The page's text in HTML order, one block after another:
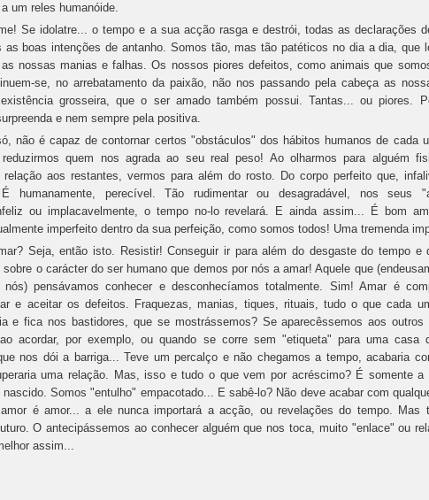
um reles humanóide.
Se idolatre... o tempo e a sua acção rasga e destrói, todas as declarações
as boas intenções de antanho. Somos tão, mas tão patéticos no dia a dia, que
nossas manias e falhas. Os nossos piores defeitos, como animais que
se, no arrebatamento da paixão, não nos passando pela cabeça as
grosseira, que o ser amado também possui. Tantas... ou piores.
e nem sempre pela positiva.
não é capaz de contornar certos "obstáculos" dos hábitos humanos de cada
quem nos agrada ao seu real peso! Ao olharmos para alguém
relação aos restantes, vermos para além do rosto. Do corpo perfeito que,
humanamente, perecível. Tão rudimentar ou desagradável, nos seus
ou implacavelmente, o tempo no-lo revelará. E ainda assim... É bom
imperfeito dentro da sua perfeição, como somos todos! Uma tremenda
Seja, então isto. Resistir! Conseguir ir para além do desgaste do tempo e
o carácter do ser humano que demos por nós a amar! Aquele que
pensávamos conhecer e desconhecíamos totalmente. Sim! Amar é
e aceitar os defeitos. Fraquezas, manias, tiques, rituais, tudo o que cada
e fica nos bastidores, que se mostrássemos? Se aparecêssemos aos outros
acordar, por exemplo, ou quando se corre sem "etiqueta" para uma casa
nos dói a barriga... Teve um percalço e não chegamos a tempo, acabaria
uma relação. Mas, isso e tudo o que vem por acréscimo? É somente a
Somos "entulho" empacotado... E sabê-lo? Não deve acabar com
é amor... a ele nunca importará a acção, ou revelações do tempo. Mas
O antecipássemos ao conhecer alguém que nos toca, muito "enlace" ou
assim...